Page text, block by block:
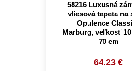
58216 Luxusná
vliesová tapeta na
Opulence
Marburg, veľkosť
70 cm
64.23 €